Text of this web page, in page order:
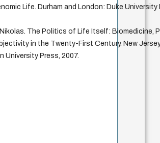
Life. Durham and London: Duke University
Nikolas. The Politics of Life Itself: Biomedicine,
in the Twenty-First Century. New
University Press, 2007.